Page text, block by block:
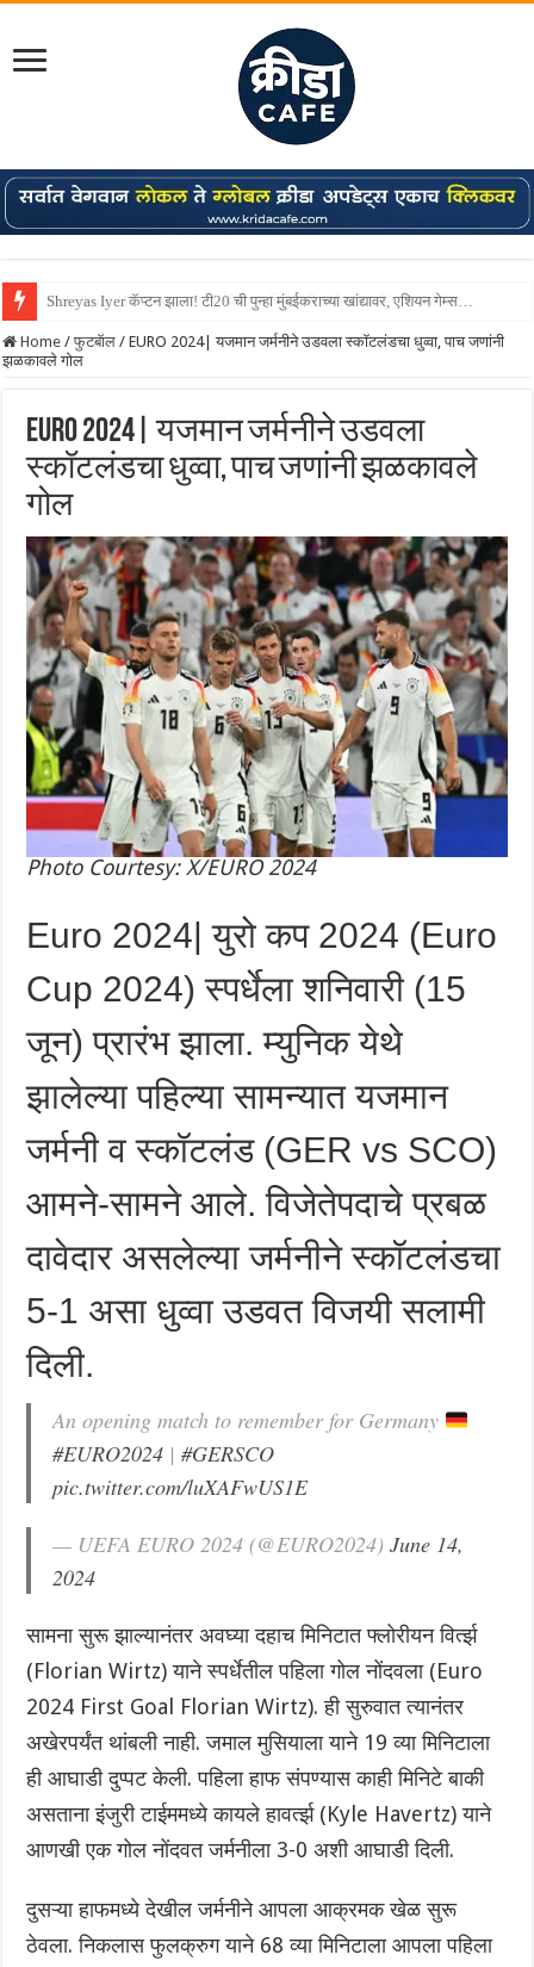
MS Dhoni IPL Retirement: धोनीच्या निवृत्तीची तारीख ठरली? 19 वर्षांनंतर…
Home / फुटबॅाल / EURO 2024| यजमान जर्मनीने उडवला स्कॉटलंडचा धुव्वा, पाच जणांनी
झळकावले गोल
EURO 2024| यजमान जर्मनीने उडवला
स्कॉटलंडचा धुव्वा, पाच जणांनी झळकावले
गोल
Photo Courtesy: X/EURO 2024
Euro 2024| युरो कप 2024 (Euro
Cup 2024) स्पर्धेला शनिवारी (15
जून) प्रारंभ झाला. म्युनिक येथे
झालेल्या पहिल्या सामन्यात यजमान
जर्मनी व स्कॉटलंड (GER vs SCO)
आमने-सामने आले. ‌विजेतेपदाचे प्रबळ
दावेदार असलेल्या जर्मनीने स्कॉटलंडचा
5-1 असा धुव्वा उडवत विजयी सलामी
दिली.
An opening match to remember for Germany
#EURO2024 |#GERSCO
pic.twitter.com/luXAFwUS1E
— UEFA EURO 2024 (@EURO2024)June 14,
2024
सामना सुरू झाल्यानंतर अवघ्या दहाच मिनिटात फ्लोरीयन विर्त्झ
(Florian Wirtz) याने स्पर्धेतील पहिला गोल नोंदवला (Euro
2024 First Goal Florian Wirtz). ही सुरुवात त्यानंतर
अखेरपर्यंत थांबली नाही. जमाल मुसियाला याने 19 व्या मिनिटाला
ही आघाडी दुप्पट केली. पहिला हाफ संपण्यास काही मिनिटे बाकी
असताना इंजुरी टाईममध्ये कायले हावर्त्झ (Kyle Havertz) याने
आणखी एक गोल नोंदवत जर्मनीला 3-0 अशी आघाडी दिली.
दुसऱ्या हाफमध्ये देखील जर्मनीने आपला आक्रमक खेळ सुरू
ठेवला. निकलास फुलक्रुग याने 68 व्या मिनिटाला आपला पहिला